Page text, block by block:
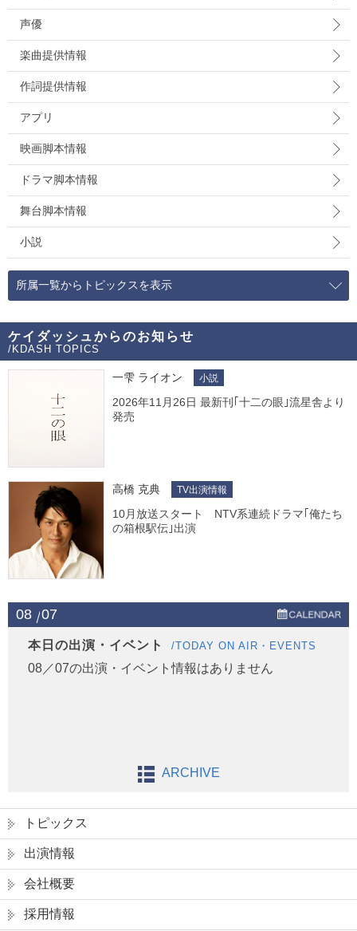
声優
楽曲提供情報
作詞提供情報
アプリ
映画脚本情報
ドラマ脚本情報
舞台脚本情報
小説
所属一覧からトピックスを表示
ケイダッシュからのお知らせ
/KDASH TOPICS
一雫 ライオン 小説
2026年11月26日 最新刊｢十二の眼｣流星舎より
発売
高橋 克典 TV出演情報
10月放送スタート NTV系連続ドラマ｢俺たち
の箱根駅伝｣出演
08 07
本日の出演・イベント /TODAY ON AIR・EVENTS
08／07の出演・イベント情報はありません
ARCHIVE
トピックス
出演情報
会社概要
採用情報